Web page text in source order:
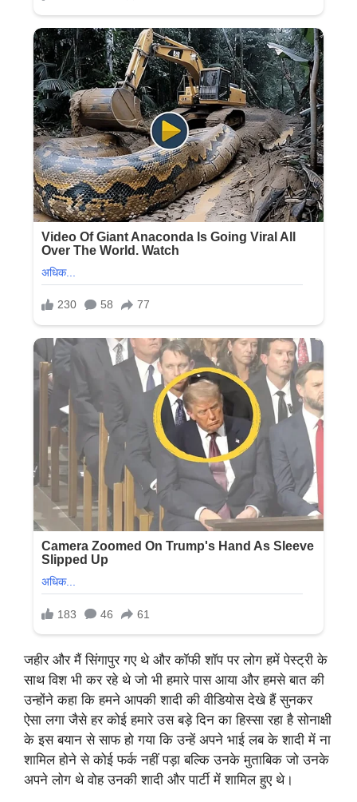
जहीर और मैं सिंगापुर गए थे और कॉफी शॉप पर लोग हमें पेस्ट्री के
साथ विश भी कर रहे थे जो भी हमारे पास आया और हमसे बात की
उन्होंने कहा कि हमने आपकी शादी की वीडियोस देखे हैं सुनकर
ऐसा लगा जैसे हर कोई हमारे उस बड़े दिन का हिस्सा रहा है सोनाक्षी
के इस बयान से साफ हो गया कि उन्हें अपने भाई लब के शादी में ना
शामिल होने से कोई फर्क नहीं पड़ा बल्कि उनके मुताबिक जो उनके
अपने लोग थे वोह उनकी शादी और पार्टी में शामिल हुए थे।